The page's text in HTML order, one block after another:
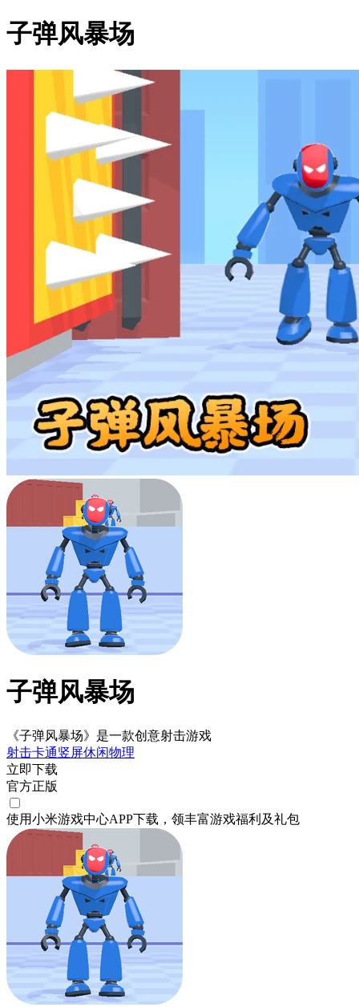
子弹风暴场
子弹风暴场
《子弹风暴场》是一款创意射击游戏
射击卡通竖屏休闲物理
立即下载
官方正版
使用小米游戏中心APP下载 ，领丰富游戏福利 及礼包